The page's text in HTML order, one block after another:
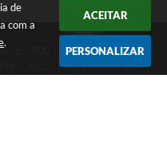
de
com a
.
ACEITAR
PERSONALIZAR
7800
Centro | CEP: 13280-091